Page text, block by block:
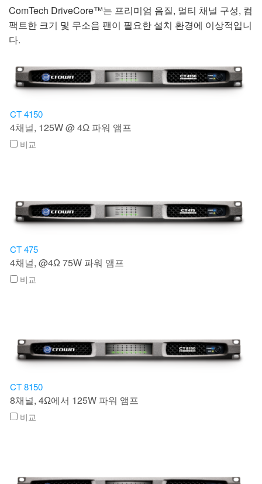
ComTech DriveCore™는 프리미엄 음질, 멀티 채널 구성, 컴
팩트한 크기 및 무소음 팬이 필요한 설치 환경에 이상적입니
다.
CT 4150
4채널, 125W @ 4Ω 파워 앰프
비교
CT 475
4채널, @4Ω 75W 파워 앰프
비교
CT 8150
8채널, 4Ω에서 125W 파워 앰프
비교